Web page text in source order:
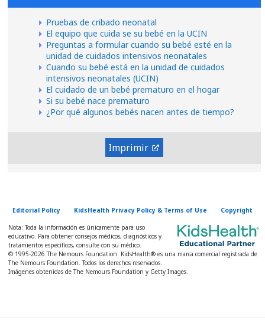
Pruebas de cribado neonatal
El equipo que cuida se su bebé en la UCIN
Preguntas a formular cuando su bebé esté en la
unidad de cuidados intensivos neonatales
Cuando su bebé está en la unidad de cuidados
intensivos neonatales (UCIN)
El cuidado de un bebé prematuro en el hogar
Si su bebé nace prematuro
¿Por qué algunos bebés nacen antes de tiempo?
Imprimir
Editorial Policy KidsHealth Privacy Policy & Terms of Use Copyright
Nota: Toda la información es únicamente para uso
educativo. Para obtener consejos médicos, diagnósticos y
tratamientos específicos, consulte con su médico.
© 1995-2026 The Nemours Foundation. KidsHealth® es una marca comercial registrada de
The Nemours Foundation. Todos los derechos reservados.
Imágenes obtenidas de The Nemours Foundation y Getty Images.